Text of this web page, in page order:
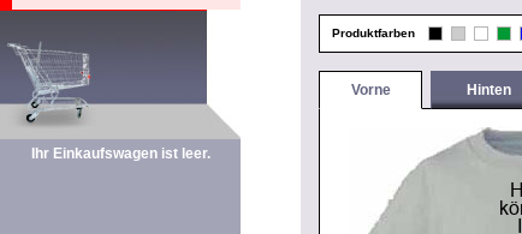
Ihr Einkaufswagen ist leer.
Produktfarben
Vorne Hinten